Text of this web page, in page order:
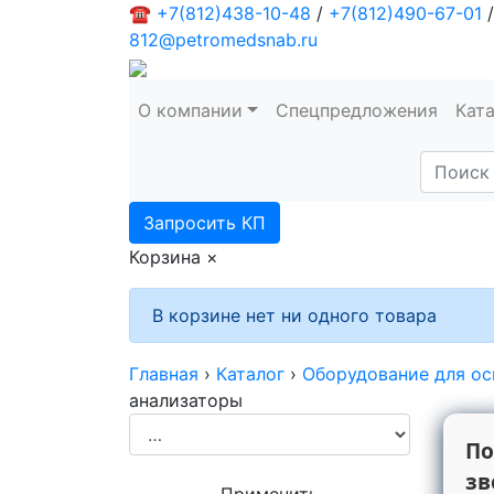
☎ +7(812)438-10-48 / +7(812)490-67-01 /
812@petromedsnab.ru
О компании Спецпредложения
Запросить КП
Корзина ×
В корзине нет ни одного товара
Главная › Каталог › Оборудование для
анализаторы